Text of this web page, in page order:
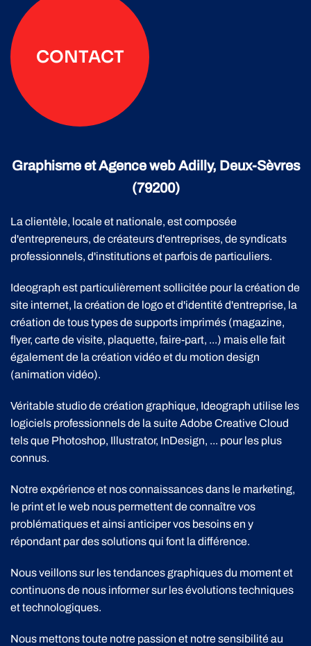
CONTACT
Graphisme et Agence web Adilly, Deux-Sèvres
(79200)
La clientèle, locale et nationale, est composée
d'entrepreneurs, de créateurs d'entreprises, de syndicats
professionnels, d'institutions et parfois de particuliers.
Ideograph est particulièrement sollicitée pour la création de
site internet, la création de logo et d'identité d'entreprise, la
création de tous types de supports imprimés (magazine,
flyer, carte de visite, plaquette, faire-part, ...) mais elle fait
également de la création vidéo et du motion design
(animation vidéo).
Véritable studio de création graphique, Ideograph utilise les
logiciels professionnels de la suite Adobe Creative Cloud
tels que Photoshop, Illustrator, InDesign, ... pour les plus
connus.
Notre expérience et nos connaissances dans le marketing,
le print et le web nous permettent de connaître vos
problématiques et ainsi anticiper vos besoins en y
répondant par des solutions qui font la différence.
Nous veillons sur les tendances graphiques du moment et
continuons de nous informer sur les évolutions techniques
et technologiques.
Nous mettons toute notre passion et notre sensibilité au